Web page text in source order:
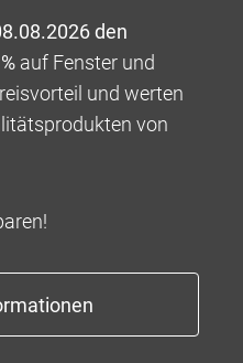
sorglos-Paket für die
Beratung über eine
über das übliche Maß
den
auf Fenster und
und werten
von